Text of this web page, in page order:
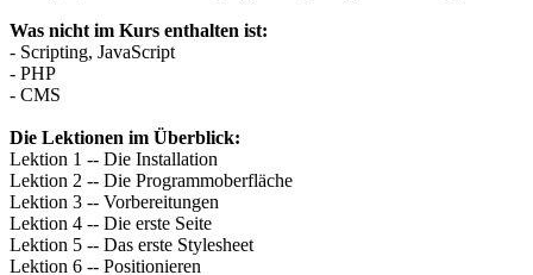
Was nicht im Kurs enthalten ist:
- Scripting, JavaScript
- PHP
- CMS
Die Lektionen im Überblick:
Lektion 1 -- Die Installation
Lektion 2 -- Die Programmoberfläche
Lektion 3 -- Vorbereitungen
Lektion 4 -- Die erste Seite
Lektion 5 -- Das erste Stylesheet
Lektion 6 -- Positionieren